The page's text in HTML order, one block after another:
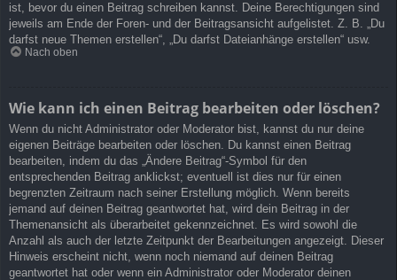
ist, bevor du einen Beitrag schreiben kannst. Deine Berechtigungen sind
jeweils am Ende der Foren- und der Beitragsansicht aufgelistet. Z. B. „Du
darfst neue Themen erstellen“, „Du darfst Dateianhänge erstellen“ usw.
Nach oben
Wie kann ich einen Beitrag bearbeiten oder löschen?
Wenn du nicht Administrator oder Moderator bist, kannst du nur deine
eigenen Beiträge bearbeiten oder löschen. Du kannst einen Beitrag
bearbeiten, indem du das „Ändere Beitrag“-Symbol für den
entsprechenden Beitrag anklickst; eventuell ist dies nur für einen
begrenzten Zeitraum nach seiner Erstellung möglich. Wenn bereits
jemand auf deinen Beitrag geantwortet hat, wird dein Beitrag in der
Themenansicht als überarbeitet gekennzeichnet. Es wird sowohl die
Anzahl als auch der letzte Zeitpunkt der Bearbeitungen angezeigt. Dieser
Hinweis erscheint nicht, wenn noch niemand auf deinen Beitrag
geantwortet hat oder wenn ein Administrator oder Moderator deinen